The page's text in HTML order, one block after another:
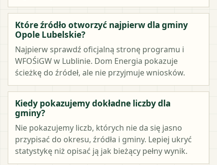
Które źródło otworzyć najpierw dla gminy
Opole Lubelskie?
Najpierw sprawdź oficjalną stronę programu i
WFOŚiGW w Lublinie. Dom Energia pokazuje
ścieżkę do źródeł, ale nie przyjmuje wniosków.
Kiedy pokazujemy dokładne liczby dla
gminy?
Nie pokazujemy liczb, których nie da się jasno
przypisać do okresu, źródła i gminy. Lepiej ukryć
statystykę niż opisać ją jak bieżący pełny wynik.